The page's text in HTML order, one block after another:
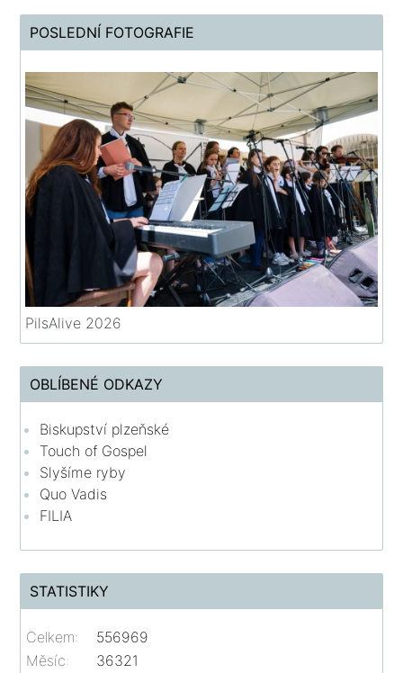
POSLEDNÍ FOTOGRAFIE
PilsAlive 2026
OBLÍBENÉ ODKAZY
Biskupství plzeňské
Touch of Gospel
Slyšíme ryby
Quo Vadis
FILIA
STATISTIKY
Celkem:
556969
Měsíc:
36321